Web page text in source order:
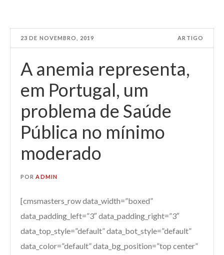
23 DE NOVEMBRO, 2019 ARTIGO
A anemia representa,
em Portugal, um
problema de Saúde
Pública no mínimo
moderado
PORADMIN
[cmsmasters_row data_width=”boxed”
data_padding_left=”3″ data_padding_right=”3″
data_top_style=”default” data_bot_style=”default”
data_color=”default” data_bg_position=”top center”